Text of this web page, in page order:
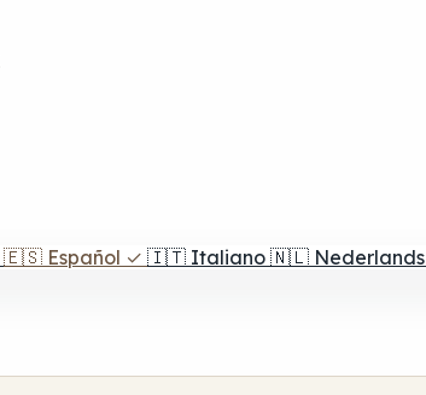
🇪🇸 Español ✓ 🇮🇹 Italiano 🇳🇱 Nederlands